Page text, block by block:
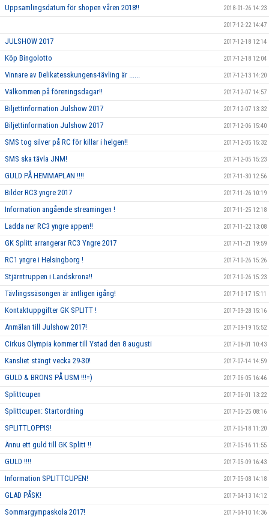
Uppsamlingsdatum för shopen våren 2018!! 2018-01-26 14:23
2017-12-22 14:47
JULSHOW 2017 2017-12-18 12:14
Köp Bingolotto 2017-12-18 12:04
Vinnare av Delikatesskungens-tävling är ...... 2017-12-13 14:20
Välkommen på föreningsdagar!! 2017-12-07 14:57
Biljettinformation Julshow 2017 2017-12-07 13:32
Biljettinformation Julshow 2017 2017-12-06 15:40
SMS tog silver på RC för killar i helgen!! 2017-12-05 15:32
SMS ska tävla JNM! 2017-12-05 15:23
GULD PÅ HEMMAPLAN !!!! 2017-11-30 12:56
Bilder RC3 yngre 2017 2017-11-26 10:19
Information angående streamingen ! 2017-11-25 12:18
Ladda ner RC3 yngre appen!! 2017-11-22 13:08
GK Splitt arrangerar RC3 Yngre 2017 2017-11-21 19:59
RC1 yngre i Helsingborg ! 2017-10-26 15:26
Stjärntruppen i Landskrona!! 2017-10-26 15:23
Tävlingssäsongen är äntligen igång! 2017-10-17 15:11
Kontaktuppgifter GK SPLITT ! 2017-09-28 15:16
Anmälan till Julshow 2017! 2017-09-19 15:52
Cirkus Olympia kommer till Ystad den 8 augusti 2017-08-01 10:43
Kansliet stängt vecka 29-30! 2017-07-14 14:59
GULD & BRONS PÅ USM !!!=) 2017-06-05 16:46
Splittcupen 2017-06-01 13:22
Splittcupen: Startordning 2017-05-25 08:16
SPLITTLOPPIS! 2017-05-18 11:20
Ännu ett guld till GK Splitt !! 2017-05-16 11:55
GULD !!!! 2017-05-09 16:43
Information SPLITTCUPEN! 2017-05-08 14:18
GLAD PÅSK! 2017-04-13 14:12
Sommargympaskola 2017! 2017-04-10 14:36